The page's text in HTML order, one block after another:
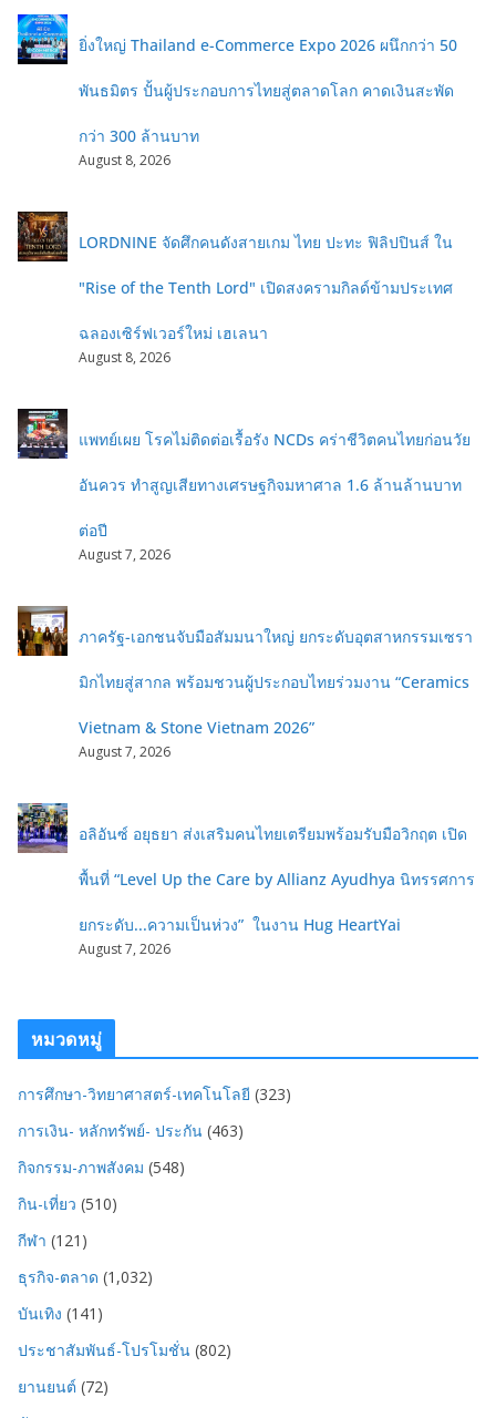
ยิ่งใหญ่ Thailand e-Commerce Expo 2026 ผนึกกว่า 50
พันธมิตร ปั้นผู้ประกอบการไทยสู่ตลาดโลก คาดเงินสะพัด
กว่า 300 ล้านบาท
August 8, 2026
LORDNINE จัดศึกคนดังสายเกม ไทย ปะทะ ฟิลิปปินส์ ใน
"Rise of the Tenth Lord" เปิดสงครามกิลด์ข้ามประเทศ
ฉลองเซิร์ฟเวอร์ใหม่ เฮเลนา
August 8, 2026
แพทย์เผย โรคไม่ติดต่อเรื้อรัง NCDs คร่าชีวิตคนไทยก่อนวัย
อันควร ทำสูญเสียทางเศรษฐกิจมหาศาล 1.6 ล้านล้านบาท
ต่อปี
August 7, 2026
ภาครัฐ-เอกชนจับมือสัมมนาใหญ่ ยกระดับอุตสาหกรรมเซรา
มิกไทยสู่สากล พร้อมชวนผู้ประกอบไทยร่วมงาน “Ceramics
Vietnam & Stone Vietnam 2026”
August 7, 2026
อลิอันซ์ อยุธยา ส่งเสริมคนไทยเตรียมพร้อมรับมือวิกฤต เปิด
พื้นที่ “Level Up the Care by Allianz Ayudhya นิทรรศการ
ยกระดับ...ความเป็นห่วง” ในงาน Hug HeartYai
August 7, 2026
หมวดหมู่
การศึกษา-วิทยาศาสตร์-เทคโนโลยี (323)
การเงิน- หลักทรัพย์- ประกัน (463)
กิจกรรม-ภาพสังคม (548)
กิน-เที่ยว (510)
กีฬา (121)
ธุรกิจ-ตลาด (1,032)
บันเทิง (141)
ประชาสัมพันธ์-โปรโมชั่น (802)
ยานยนต์ (72)